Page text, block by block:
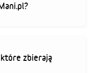
zbierają